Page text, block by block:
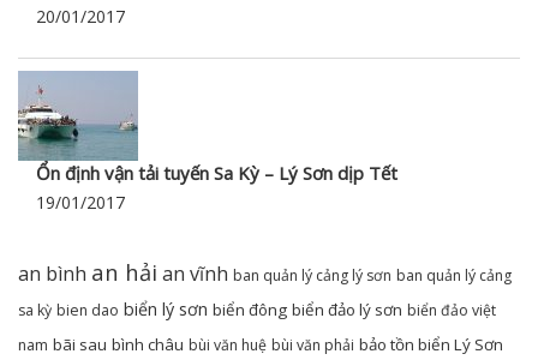
20/01/2017
Ổn định vận tải tuyến Sa Kỳ – Lý Sơn dịp Tết
19/01/2017
an bình an hải an vĩnh ban quản lý cảng lý sơn ban quản lý cảng
sa kỳ bien dao biển lý sơn biển đông biển đảo lý sơn biển đảo việt
nam bãi sau bình châu bùi văn huệ bùi văn phải bảo tồn biển Lý Sơn